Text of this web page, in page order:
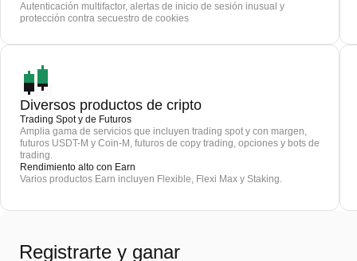
Autenticación multifactor, alertas de inicio de sesión inusual y
protección contra secuestro de cookies
Diversos productos de cripto
Trading Spot y de Futuros
Amplia gama de servicios que incluyen trading spot y con margen,
futuros USDT-M y Coin-M, futuros de copy trading, opciones y bots de
trading.
Rendimiento alto con Earn
Varios productos Earn incluyen Flexible, Flexi Max y Staking.
Registrarte y ganar